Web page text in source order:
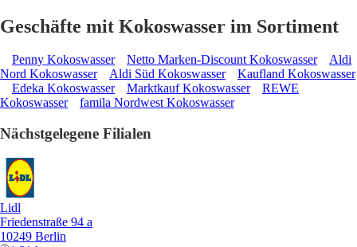
Geschäfte mit Kokoswasser im Sortiment
Penny Kokoswasser Netto Marken-Discount Kokoswasser
Aldi
Nord Kokoswasser
Aldi Süd Kokoswasser
Kaufland Kokoswasser
Edeka Kokoswasser
Marktkauf Kokoswasser
REWE
Kokoswasser
famila Nordwest Kokoswasser
Nächstgelegene Filialen
Lidl
Friedenstraße 94 a
10249 Berlin